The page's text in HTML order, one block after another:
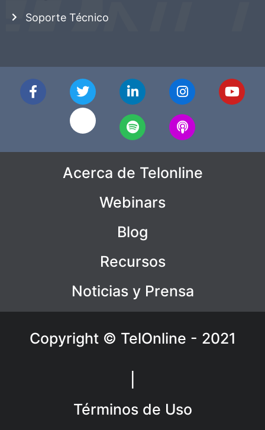
Soporte Técnico
Acerca de Telonline
Webinars
Blog
Recursos
Noticias y Prensa
Copyright © TelOnline - 2021
Términos de Uso